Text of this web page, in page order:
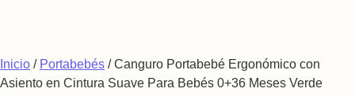
Inicio / Portabebés / Canguro Portabebé Ergonómico con
Asiento en Cintura Suave Para Bebés 0+36 Meses Verde